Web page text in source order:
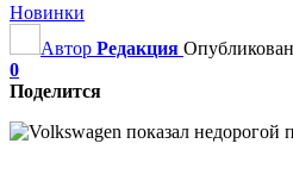
Новинки
Автор Редакция
0
Поделится